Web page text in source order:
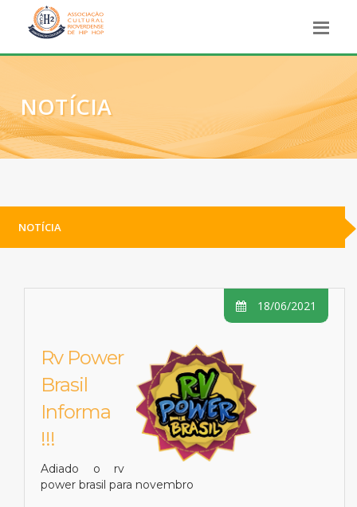
NOTÍCIA
NOTÍCIA
18/06/2021
Rv Power
Brasil
Informa
!!!
Adiado o rv
power brasil para novembro